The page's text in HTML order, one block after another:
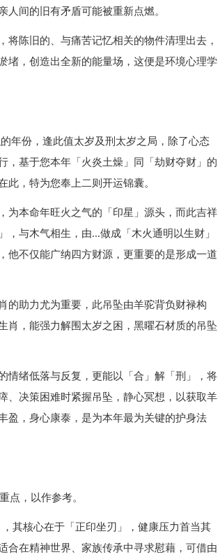
间的旧有矛盾可能被重新点燃。
陈旧的、与痛苦记忆相关的物件清理出去，
堵，创造出全新的能量场，这便是环境心理学
年份，逢此值太岁及刑太岁之局，除了心态
，基于您本年「火炎土燥」同「劫财夺财」的
，特为您奉上二则开运锦囊。
为本命年旺火之气的「印星」源头，而此吉祥
与木气相生，由...做成「木火通明以生财」
他不仅能广纳四方财源，更重要的是形成一道
的助力尤为重要，此吊坠由羊驼背负财禄构
肖，能强力解围太岁之困，黑曜石材质的吊坠
情绪低落与反复，更能以「合」解「刑」，将
、决策困难时紧握吊坠，静心冥想，以获取羊
盈，身心康泰，是为本年最为关键的护身法
点，以作参考。
其核心在于「正印坐刃」，健康压力首当其
合在精神世界、家族传承中寻求慰藉，可借由